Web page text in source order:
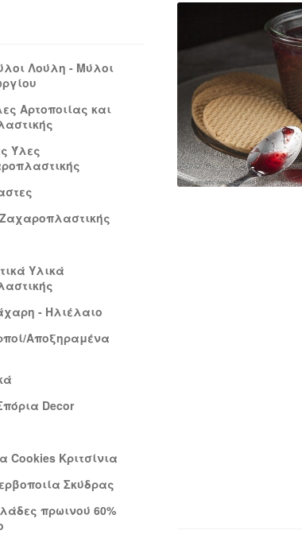
Πολιτική ΕπιστροφώνΤρόποι
Λούλη - Μύλοι
Αρτοποιίας και
Ύλες
Υλικά
- Ηλιέλαιο
Αποξηραμένα
Decor
Cookies Κριτσίνια
Σκύδρας
πρωινού 60%